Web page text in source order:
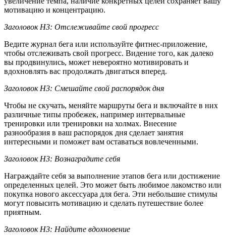
мотивацию и концентрацию.
Заголовок H3: Отслеживайте свой прогресс
Ведите журнал бега или используйте фитнес-приложение,
чтобы отслеживать свой прогресс. Видение того, как далеко
вы продвинулись, может невероятно мотивировать и
вдохновлять вас продолжать двигаться вперед.
Заголовок H3: Смешайте свой распорядок дня
Чтобы не скучать, меняйте маршруты бега и включайте в них
различные типы пробежек, например интервальные
тренировки или тренировки на холмах. Внесение
разнообразия в ваш распорядок дня сделает занятия
интересными и поможет вам оставаться вовлеченными.
Заголовок H3: Вознаградите себя
Награждайте себя за выполнение этапов бега или достижение
определенных целей. Это может быть любимое лакомство или
покупка нового аксессуара для бега. Эти небольшие стимулы
могут повысить мотивацию и сделать путешествие более
приятным.
Заголовок H3: Найдите вдохновение